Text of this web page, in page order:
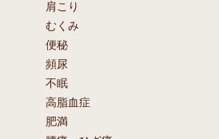
肩こり
むくみ
便秘
頻尿
不眠
高脂血症
肥満